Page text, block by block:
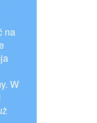
na
W